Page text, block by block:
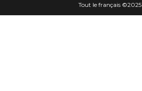
Tout le français ©️2025